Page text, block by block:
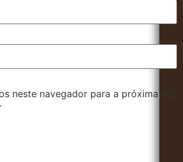
neste navegador para a próxima vez